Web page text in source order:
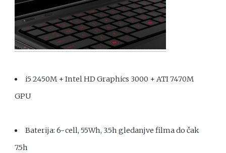
i5 2450M + Intel HD Graphics 3000 + ATI 7470M
GPU
Baterija: 6-cell, 55Wh, 3.5h gledanjve filma do čak
7.5h